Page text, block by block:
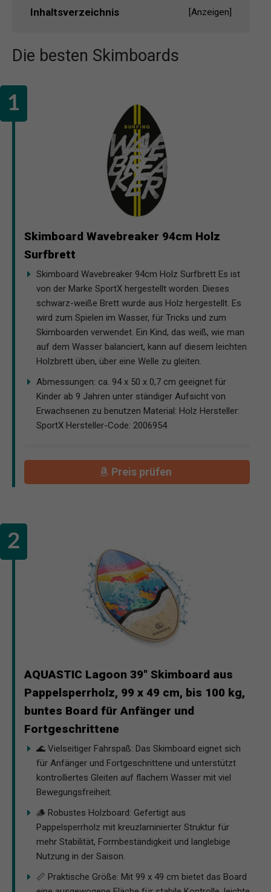
Inhaltsverzeichnis [Anzeigen]
Die besten Skimboards
Skimboard Wavebreaker 94cm Holz
Surfbrett
Skimboard Wavebreaker 94cm Holz Surfbrett Es ist
von der Marke SportX hergestellt worden. Dieses
schwarz-weiße Brett wurde aus Holz hergestellt. Es
wird zum Spielen im Wasser, für Tricks und zum
Skimboarden verwendet. Ein Kind, das weiß, wie man
auf dem Wasser balanciert, kann auf diesem leichten
Holzbrett üben, über eine Welle zu gleiten.
Abmessungen: ca. 94 x 50 x 0,7 cm geeignet für
Kinder ab 9 Jahren unter ständiger Aufsicht von
Erwachsenen zu benutzen Material: Holz Hersteller:
SportX Hersteller-Code: 2006954
Preis prüfen
AQUASTIC Lagoon 39" Skimboard aus
Pappelsperrholz, 99 x 49 cm, bis 100 kg,
buntes Board für Anfänger und
Fortgeschrittene
🌊 Vielseitiger Fahrspaß: Das Skimboard eignet sich
für Anfänger und Fortgeschrittene und unterstützt
kontrolliertes Gleiten auf flachem Wasser mit viel
Bewegungsfreiheit.
🪵 Robustes Holzboard: Gefertigt aus
Pappelsperrholz mit kreuzlaminierter Struktur für
mehr Stabilität, Formbeständigkeit und langlebige
Nutzung in der Saison.
📏 Praktische Größe: Mit 99 x 49 cm bietet das Board